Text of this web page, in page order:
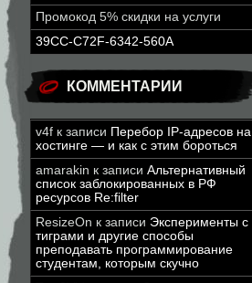
Промокод 5% скидки на услуги
39CC-C72F-6342-560A
КОММЕНТАРИИ
v4f к записи Перебор IP-адресов на
хостинге — и как с этим бороться
amarakin к записи Альтернативный
список заблокированных в РФ
ресурсов Re:filter
ResizeOn к записи Эксперименты с
тиграми и другие способы
преподавать программирование
студентам, которым скучно